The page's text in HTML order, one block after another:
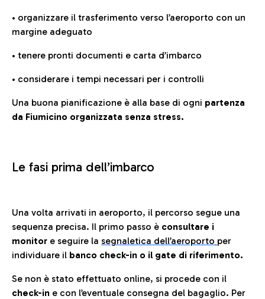
• organizzare il trasferimento verso l’aeroporto con un
margine adeguato
• tenere pronti documenti e carta d’imbarco
• considerare i tempi necessari per i controlli
Una buona pianificazione è alla base di ogni partenza
da Fiumicino organizzata senza stress.
Le fasi prima dell’imbarco
Una volta arrivati in aeroporto, il percorso segue una
sequenza precisa. Il primo passo è consultare i
monitor e seguire la segnaletica dell’aeroporto per
individuare il banco check-in o il gate di riferimento.
Se non è stato effettuato online, si procede con il
check-in e con l’eventuale consegna del bagaglio. Per